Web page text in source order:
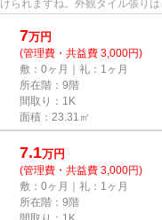
られますね。外観タイル張り
物...
7万円
(管理費・共益費 3,000円)
敷：0ヶ月｜礼：1ヶ月
所在階：9階
間取り：1K
面積：23.31㎡
7.1万円
(管理費・共益費 3,000円)
敷：0ヶ月｜礼：1ヶ月
所在階：9階